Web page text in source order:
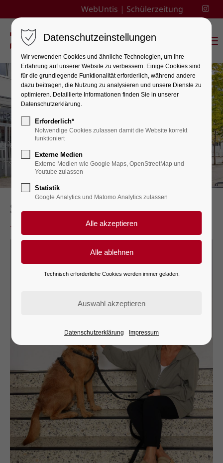
WebUntis | Schülerzeitung
Sekretariat
Datenschutzeinstellungen
Wir verwenden Cookies und ähnliche Technologien, um Ihre
Erfahrung auf unserer Website zu verbessern. Einige Cookies sind
für die grundlegende Funktionalität erforderlich, während andere
dazu beitragen, die Nutzung zu analysieren und unsere Dienste zu
optimieren. Detaillierte Informationen finden Sie in unserer
Datenschutzerklärung.
Erforderlich*
Notwendige Cookies zulassen damit die Website korrekt
funktioniert
Externe Medien
Externe Medien wie Google Maps, OpenStreetMap und
Youtube zulassen
Statistik
Google Analytics und Matomo Analytics zulassen
Technisch erforderliche Cookies werden immer geladen.
Datenschutzerklärung Impressum